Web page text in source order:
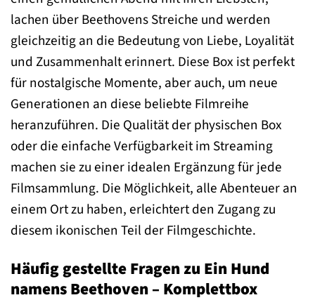
lachen über Beethovens Streiche und werden
gleichzeitig an die Bedeutung von Liebe, Loyalität
und Zusammenhalt erinnert. Diese Box ist perfekt
für nostalgische Momente, aber auch, um neue
Generationen an diese beliebte Filmreihe
heranzuführen. Die Qualität der physischen Box
oder die einfache Verfügbarkeit im Streaming
machen sie zu einer idealen Ergänzung für jede
Filmsammlung. Die Möglichkeit, alle Abenteuer an
einem Ort zu haben, erleichtert den Zugang zu
diesem ikonischen Teil der Filmgeschichte.
Häufig gestellte Fragen zu Ein Hund
namens Beethoven – Komplettbox